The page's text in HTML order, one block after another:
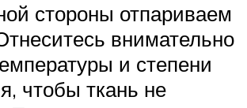
стороны отпариваем
внимательно
и степени
чтобы ткань не